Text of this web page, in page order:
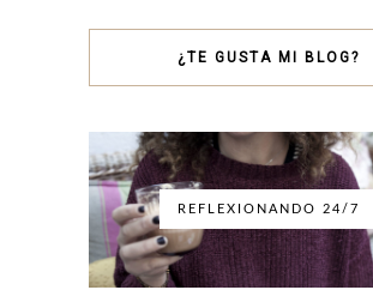
¿TE GUSTA MI BLOG?
REFLEXIONANDO 24/7